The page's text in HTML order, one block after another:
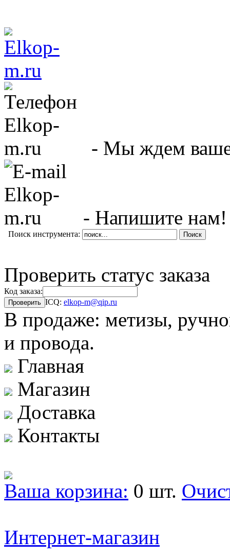
- Мы ждем
- Напишите нам!
Поиск инструмента:
Проверить статус заказа
Код заказа:
ICQ: elkop-m@qip.ru
В продаже: метизы,
и провода.
Главная
Магазин
Доставка
Контакты
Ваша корзина: 0 шт.
Интернет-магазин